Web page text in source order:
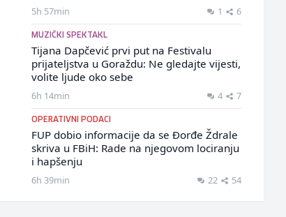
5h 57min 1 6
MUZIČKI SPEKTAKL
Tijana Dapčević prvi put na Festivalu
prijateljstva u Goraždu: Ne gledajte vijesti,
volite ljude oko sebe
6h 14min 4 7
OPERATIVNI PODACI
FUP dobio informacije da se Đorđe Ždrale
skriva u FBiH: Rade na njegovom lociranju
i hapšenju
6h 39min 22 54